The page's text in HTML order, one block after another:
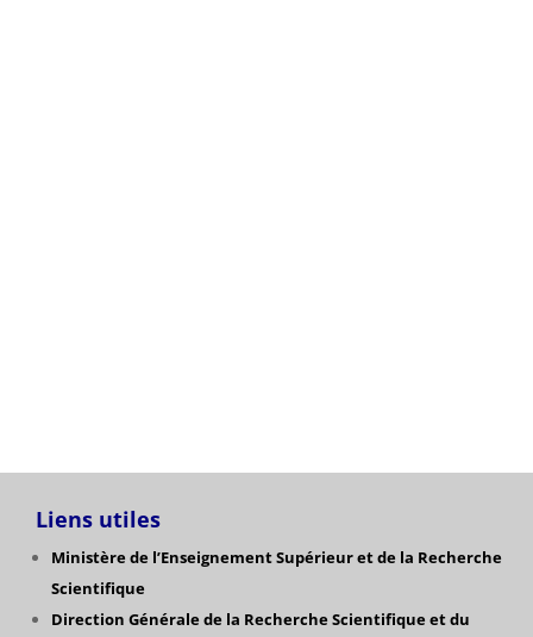
Liens utiles
Ministère de l’Enseignement Supérieur et de la Recherche
Scientifique
Direction Générale de la Recherche Scientifiqueet du